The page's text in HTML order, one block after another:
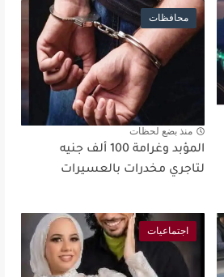
محافظات
منذ بضع لحظات
المؤبد وغرامة 100 ألف جنيه
لتاجري مخدرات بالعسيرات
اجتماعيات